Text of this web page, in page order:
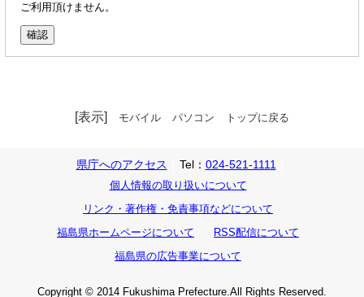
ご利用頂けません。
[表示] モバイル パソコン トップに戻る
県庁へのアクセス Tel： 024-521-1111
個人情報の取り扱いについて
リンク・著作権・免責事項などについて
福島県ホームページについて
RSS配信について
福島県の広告事業について
Copyright © 2014 Fukushima Prefecture.All Rights Reserved.